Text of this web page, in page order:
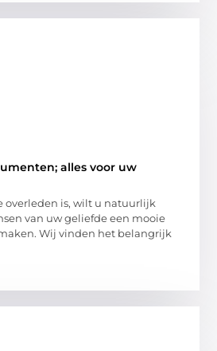
alles voor uw
overleden is, wilt u natuurlijk
van uw geliefde een mooie
Wij vinden het belangrijk